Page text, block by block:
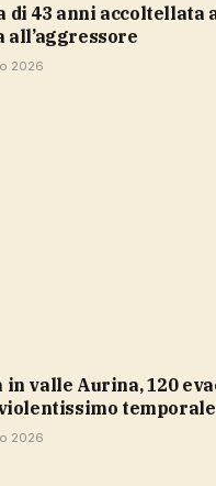
all’aggressore
2026
temporale
2026